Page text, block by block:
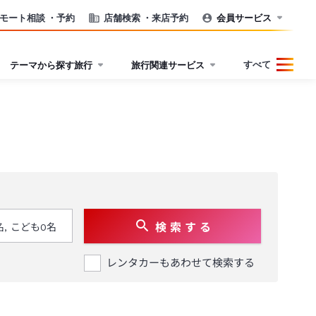
ート相談 ・予約 店舗検索 ・来店予約 会員サービス
テーマから探す旅行 旅行関連サービス すべて
検 索 す る
レンタカーもあわせて検索する